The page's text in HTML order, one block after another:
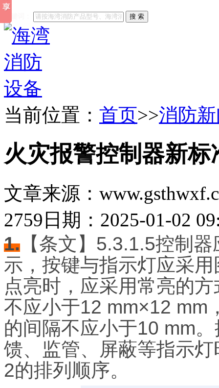
他们都在搜索:
搜 索
当前位置： 首页>>消防
火灾报警控制器新
文章来源：
2759 日期：2025-01-02
1. 【条文】5.3.1.5控制
示，按键与指示灯应采
点亮时，应采用常亮的
不应小于12 mm×12 mm
的间隔不应小于10 mm
馈、监管、屏蔽等指示
2的排列顺序。